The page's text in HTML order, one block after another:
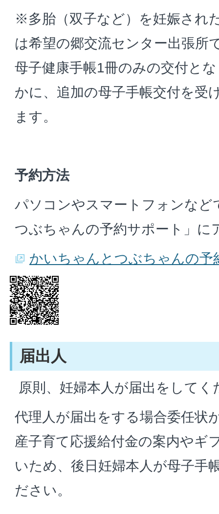
※多胎（双子など）を妊娠され
は希望の郷交流センター出張所
母子健康手帳1冊のみの交付と
かに、追加の母子手帳交付を受
ます。
予約方法
パソコンやスマートフォンなど
つぶちゃんの予約サポート」に
かいちゃんとつぶちゃんの予
届出人
原則、妊婦本人が届出をしてく
代理人が届出をする場合委任状
産子育て応援給付金の案内やギ
いため、後日妊婦本人が母子手
ださい。